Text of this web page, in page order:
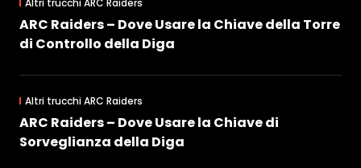
ARC Raiders – Dove Usare la Chiave della Torre
di Controllo della Diga
Altri trucchi ARC Raiders
ARC Raiders – Dove Usare la Chiave di
Sorveglianza della Diga